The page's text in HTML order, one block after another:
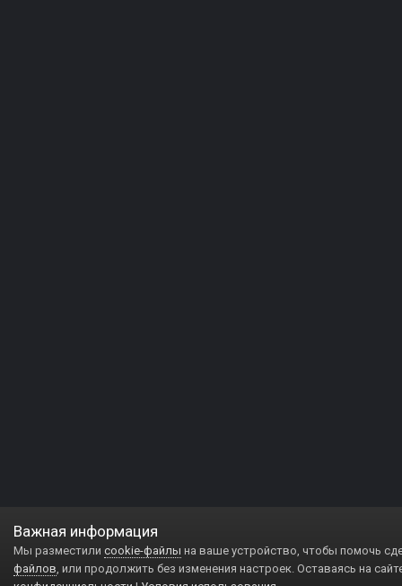
Важная информация
Мы разместили cookie-файлы на ваше устройство, чтобы помочь
файлов, или продолжить без изменения настроек. Оставаясь на